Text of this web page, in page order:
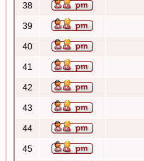
38
39
40
41
42
43
44
45